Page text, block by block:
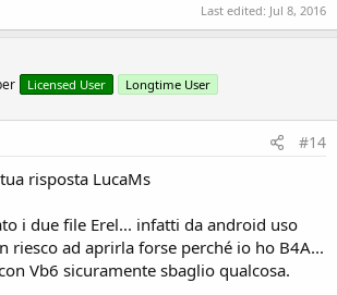
Last edited: Jul 8, 2016
Licensed User Longtime User
#14
risposta LucaMs
i due file Erel... infatti da android uso
riesco ad aprirla forse perché io ho B4A...
Vb6 sicuramente sbaglio qualcosa.